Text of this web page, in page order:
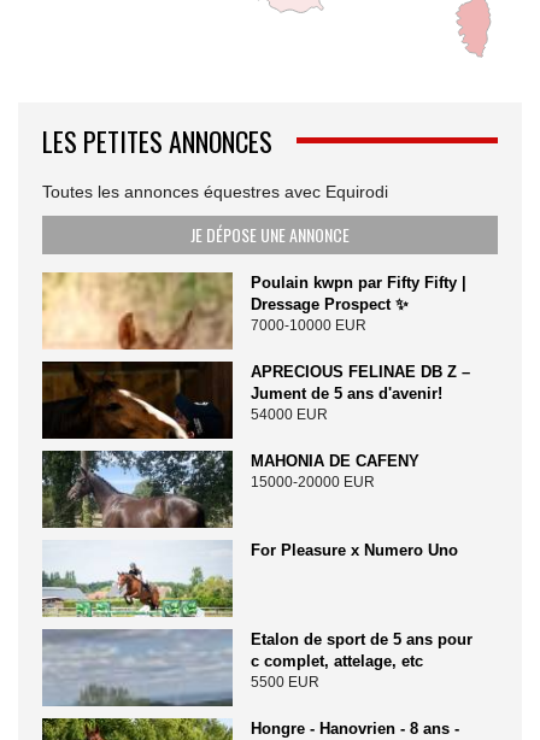
LES PETITES ANNONCES
Toutes les annonces équestres avec Equirodi
JE DÉPOSE UNE ANNONCE
Poulain kwpn par Fifty Fifty |
Dressage Prospect ✨️
7000-10000 EUR
APRECIOUS FELINAE DB Z –
Jument de 5 ans d'avenir!
54000 EUR
MAHONIA DE CAFENY
15000-20000 EUR
For Pleasure x Numero Uno
Etalon de sport de 5 ans pour
c complet, attelage, etc
5500 EUR
Hongre - Hanovrien - 8 ans -